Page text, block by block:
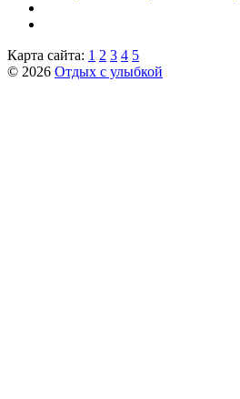
Карта сайта: 1 2 3 4 5
© 2026 Отдых с улыбкой